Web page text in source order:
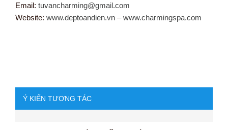
Email: tuvancharming@gmail.com
Website: www.deptoandien.vn –www.charmingspa.com
Ý KIẾN TƯƠNG TÁC